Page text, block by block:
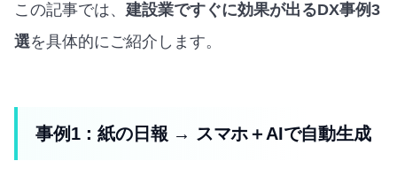
この記事では、 建設業ですぐに効果が出るDX事例3
選を具体的にご紹介します。
事例1：紙の日報 → スマホ＋AIで自動生成